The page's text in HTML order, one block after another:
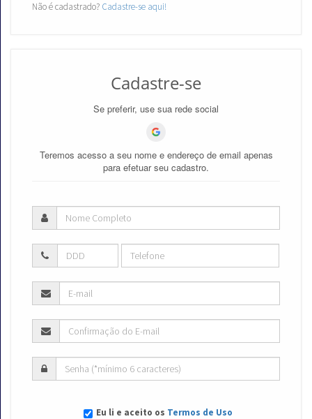
Não é cadastrado? Cadastre-se aqui!
Cadastre-se
Se preferir, use sua rede social
Teremos acesso a seu nome e endereço de email apenas
para efetuar seu cadastro.
Eu li e aceito os Termos de Uso